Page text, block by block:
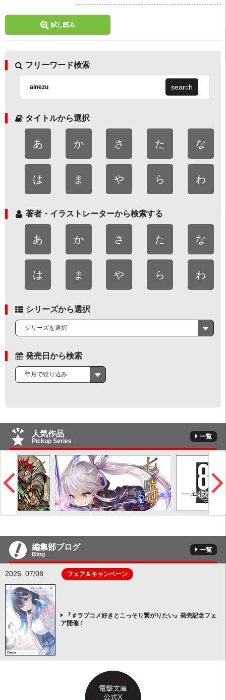
試し読み
フリーワード検索
search
タイトルから選択
あ か さ た な
は ま や ら わ
著者・イラストレーターから検索する
あ か さ た な
は ま や ら わ
シリーズから選択
シリーズを選択
発売日から検索
年月で絞り込み
人気作品
Pickup Series
一覧
編集部ブログ
Blog
一覧
2026. 07/08 フェア＆キャンペーン
『＃ラブコメ好きとこっそり繋がりたい』発売記念フェ
ア開催！